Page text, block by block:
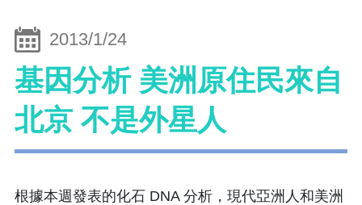
2013/1/24
基因分析 美洲原住民來自
北京 不是外星人
根據本週發表的化石 DNA 分析，現代亞洲人和美洲